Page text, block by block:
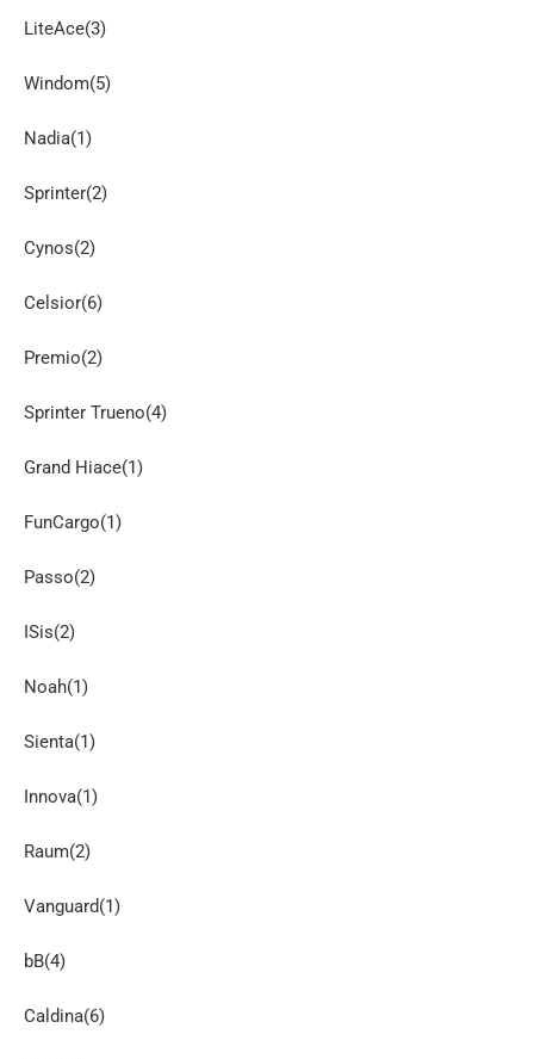
LiteAce(3)
Windom(5)
Nadia(1)
Sprinter(2)
Cynos(2)
Celsior(6)
Premio(2)
Sprinter Trueno(4)
Grand Hiace(1)
FunCargo(1)
Passo(2)
ISis(2)
Noah(1)
Sienta(1)
Innova(1)
Raum(2)
Vanguard(1)
bB(4)
Caldina(6)